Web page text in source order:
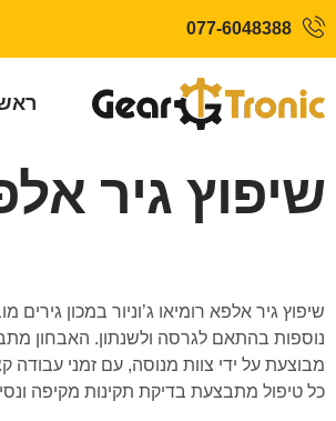
077-6048388
שיפוץ גיר
נוספות בהתאם לגרסה ולשנתון. האבחון
מבוצעת על ידי צוות מנוסה, עם זמני
כל טיפול מתבצעת בדיקת תקינות מקיפה